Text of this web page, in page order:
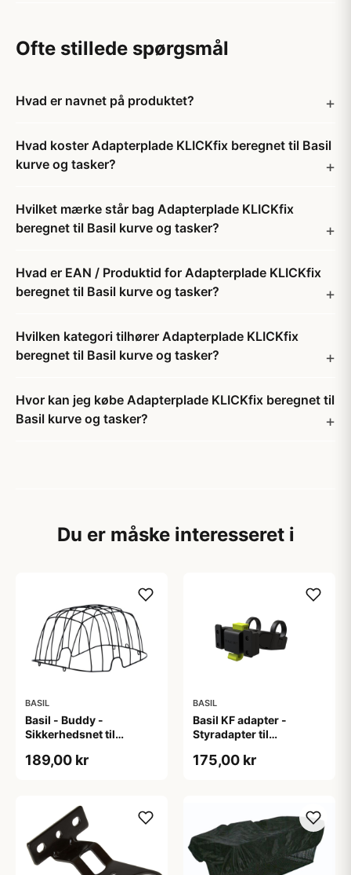
Ofte stillede spørgsmål
Hvad er navnet på produktet?
Hvad koster Adapterplade KLICKfix beregnet til Basil
kurve og tasker?
Hvilket mærke står bag Adapterplade KLICKfix
beregnet til Basil kurve og tasker?
Hvad er EAN / Produktid for Adapterplade KLICKfix
beregnet til Basil kurve og tasker?
Hvilken kategori tilhører Adapterplade KLICKfix
beregnet til Basil kurve og tasker?
Hvor kan jeg købe Adapterplade KLICKfix beregnet til
Basil kurve og tasker?
Du er måske interesseret i
BASIL
Basil - Buddy -
Sikkerhedsnet til
Basil-20017
189,00 kr
BASIL
Basil KF adapter -
Styradapter til
styrmontering
175,00 kr